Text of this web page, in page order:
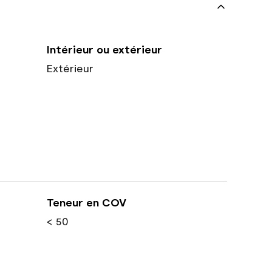
Intérieur ou extérieur
Extérieur
Teneur en COV
< 50